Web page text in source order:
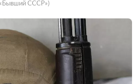
«Бывший СССР»)